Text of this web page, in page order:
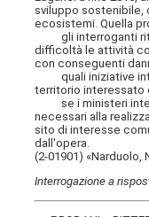
sviluppo sostenibile,
ecosistemi. Quella
gli interroganti
difficoltà le attività
con conseguenti
quali iniziative
territorio interessato
se i ministeri
necessari alla
sito di interesse
dall'opera.
(2-01901) «Narduolo,
Interrogazione a